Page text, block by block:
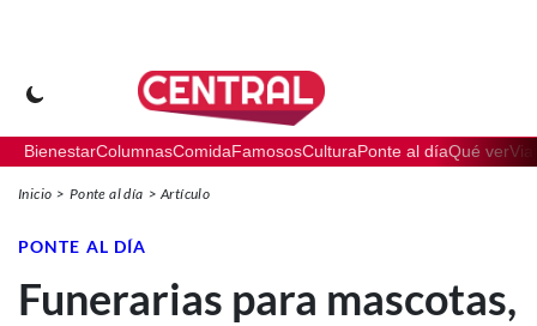
BienestarColumnasComidaFamososCulturaPonte al díaQué ver
Inicio Ponte al día Artículo
PONTE AL DÍA
Funerarias para mascotas,